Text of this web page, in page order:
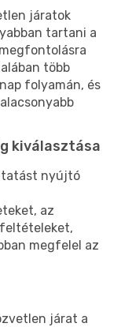
járatok
tartani a
több
folyamán, és
kiválasztása
nyújtó
az
megfelel az
járat a